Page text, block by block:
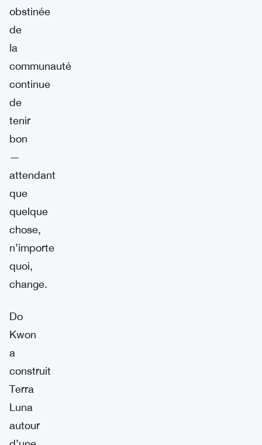
obstinée
de
la
communauté
continue
de
tenir
bon
—
attendant
que
quelque
chose,
n’importe
quoi,
change.
Do
Kwon
a
construit
Terra
Luna
autour